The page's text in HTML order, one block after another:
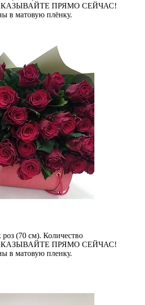
ПРЯМО СЕЙЧАС!
в матовую плёнку.
(70 см). Количество
ПРЯМО СЕЙЧАС!
в матовую пленку.